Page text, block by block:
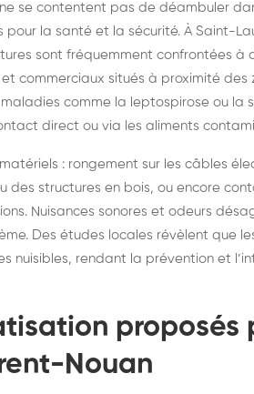
se contentent pas de déambuler
la santé et la sécurité. À Saint-
sont fréquemment confrontées à
commerciaux situés à proximité des
comme la leptospirose ou la
direct ou via les aliments
: rongement sur les câbles
des structures en bois, ou encore
Nuisances sonores et odeurs
Des études locales révèlent que
nuisibles, rendant la prévention et
proposés
Nouan